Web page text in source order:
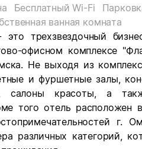
Бесплатный Wi-Fi
ванная комната
это трехзвездочный
офисном комплексе
Не выходя из
и фуршетные залы,
салоны красоты, а
того отель расположен
г.
различных категорий,